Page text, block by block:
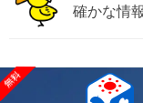
確かな情